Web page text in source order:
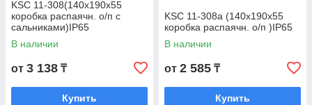
KSC 11-308(140х190x55
коробка распаячн. о/п с
сальниками)IP65
В наличии
от 3 138 ₸
Купить
KSC 11-308а (140х190x55
коробка распаячн. о/п )IP65
В наличии
от 2 585 ₸
Купить